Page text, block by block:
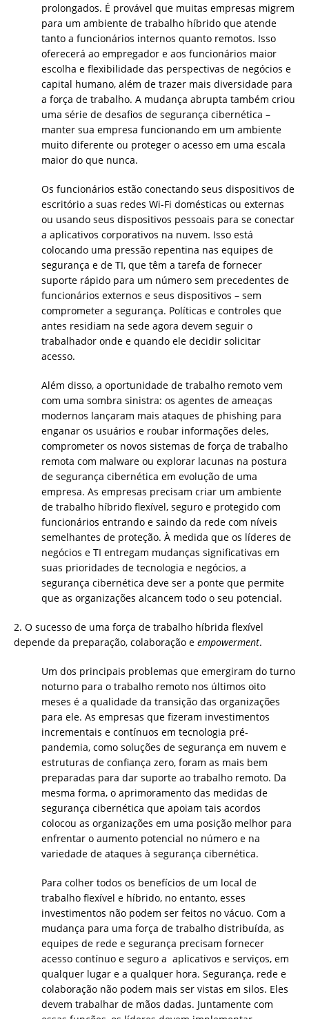
prolongados. É provável que muitas empresas migrem
para um ambiente de trabalho híbrido que atende
tanto a funcionários internos quanto remotos. Isso
oferecerá ao empregador e aos funcionários maior
escolha e flexibilidade das perspectivas de negócios e
capital humano, além de trazer mais diversidade para
a força de trabalho. A mudança abrupta também criou
uma série de desafios de segurança cibernética –
manter sua empresa funcionando em um ambiente
muito diferente ou proteger o acesso em uma escala
maior do que nunca.
Os funcionários estão conectando seus dispositivos de
escritório a suas redes Wi-Fi domésticas ou externas
ou usando seus dispositivos pessoais para se conectar
a aplicativos corporativos na nuvem. Isso está
colocando uma pressão repentina nas equipes de
segurança e de TI, que têm a tarefa de fornecer
suporte rápido para um número sem precedentes de
funcionários externos e seus dispositivos – sem
comprometer a segurança. Políticas e controles que
antes residiam na sede agora devem seguir o
trabalhador onde e quando ele decidir solicitar
acesso.
Além disso, a oportunidade de trabalho remoto vem
com uma sombra sinistra: os agentes de ameaças
modernos lançaram mais ataques de phishing para
enganar os usuários e roubar informações deles,
comprometer os novos sistemas de força de trabalho
remota com malware ou explorar lacunas na postura
de segurança cibernética em evolução de uma
empresa. As empresas precisam criar um ambiente
de trabalho híbrido flexível, seguro e protegido com
funcionários entrando e saindo da rede com níveis
semelhantes de proteção. À medida que os líderes de
negócios e TI entregam mudanças significativas em
suas prioridades de tecnologia e negócios, a
segurança cibernética deve ser a ponte que permite
que as organizações alcancem todo o seu potencial.
2. O sucesso de uma força de trabalho híbrida flexível
depende da preparação, colaboração e empowerment.
Um dos principais problemas que emergiram do turno
noturno para o trabalho remoto nos últimos oito
meses é a qualidade da transição das organizações
para ele. As empresas que fizeram investimentos
incrementais e contínuos em tecnologia pré-
pandemia, como soluções de segurança em nuvem e
estruturas de confiança zero, foram as mais bem
preparadas para dar suporte ao trabalho remoto. Da
mesma forma, o aprimoramento das medidas de
segurança cibernética que apoiam tais acordos
colocou as organizações em uma posição melhor para
enfrentar o aumento potencial no número e na
variedade de ataques à segurança cibernética.
Para colher todos os benefícios de um local de
trabalho flexível e híbrido, no entanto, esses
investimentos não podem ser feitos no vácuo. Com a
mudança para uma força de trabalho distribuída, as
equipes de rede e segurança precisam fornecer
acesso contínuo e seguro a aplicativos e serviços, em
qualquer lugar e a qualquer hora. Segurança, rede e
colaboração não podem mais ser vistas em silos. Eles
devem trabalhar de mãos dadas. Juntamente com